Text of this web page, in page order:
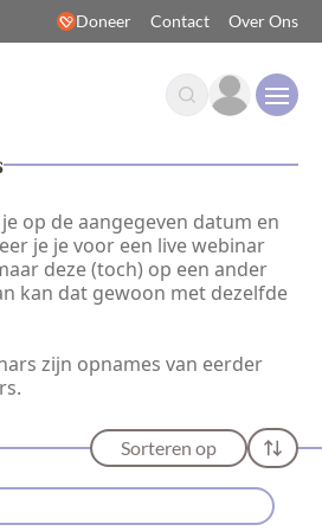
Doneer Contact Over Ons
op de aangegeven datum en
je je voor een live webinar
deze (toch) op een ander
kan dat gewoon met dezelfde
zijn opnames van eerder
Sorteren op